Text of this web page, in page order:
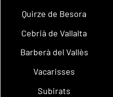
Quirze de Besora
Cebrià de Vallalta
Barberà del Vallès
Vacarisses
Subirats